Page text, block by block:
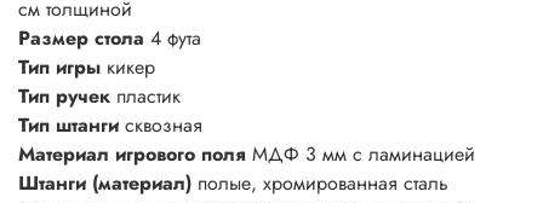
см толщиной
Размер стола 4 фута
Тип игры кикер
Тип ручек пластик
Тип штанги сквозная
Материал игрового поля МДФ 3 мм с ламинацией
Штанги (материал) полые, хромированная сталь